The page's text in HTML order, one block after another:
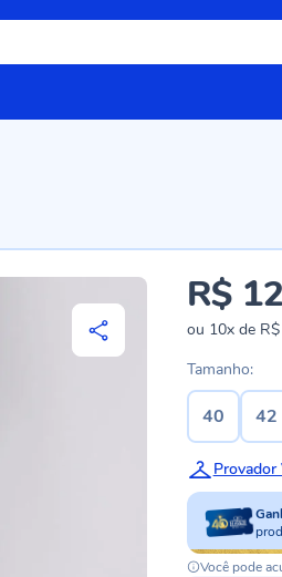
R$
ou 10xde
Tamanho:
40 42
Você pode